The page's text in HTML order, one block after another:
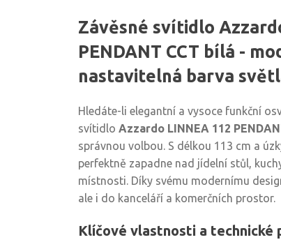
Závěsné svítidlo
PENDANT CCT bílá -
nastavitelná barva
Hledáte-li elegantní a vysoce funkční
svítidlo Azzardo LINNEA 112
správnou volbou. S délkou 113 cm a
perfektně zapadne nad jídelní stůl,
místnosti. Díky svému modernímu
ale i do kanceláří a komerčních prostor.
Klíčové vlastnosti a technické